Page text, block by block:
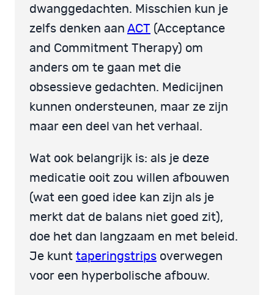
dwanggedachten. Misschien kun je
zelfs denken aan ACT (Acceptance
and Commitment Therapy) om
anders om te gaan met die
obsessieve gedachten. Medicijnen
kunnen ondersteunen, maar ze zijn
maar een deel van het verhaal.
Wat ook belangrijk is: als je deze
medicatie ooit zou willen afbouwen
(wat een goed idee kan zijn als je
merkt dat de balans niet goed zit),
doe het dan langzaam en met beleid.
Je kunt taperingstrips overwegen
voor een hyperbolische afbouw.